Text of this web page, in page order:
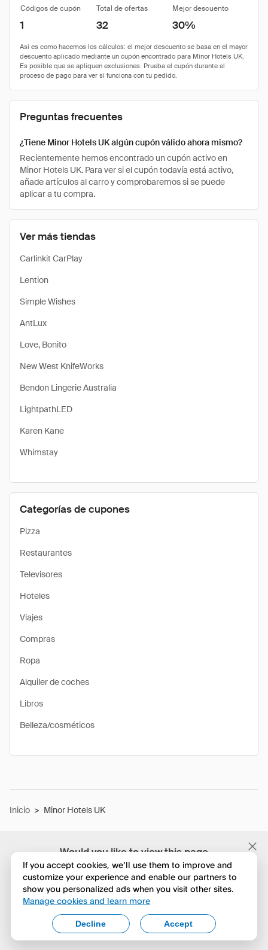
Would you like to view this page
in English?
No, seguir navegando
Yes, change to English
Ver más tiendas
Carlinkit CarPlay
Lention
Simple Wishes
AntLux
Love, Bonito
New West KnifeWorks
Bendon Lingerie Australia
LightpathLED
Karen Kane
Whimstay
Categorías de cupones
Pizza
Restaurantes
Televisores
Hoteles
Viajes
Compras
Ropa
Alquiler de coches
Libros
Belleza/cosméticos
Códigos de cupón Total de ofertas Mejor descuento
1 32 30%
Preguntas frecuentes
¿Tiene Minor Hotels UK algún cupón válido ahora mismo?
Recientemente hemos encontrado un cupón activo en
Minor Hotels UK. Para ver si el cupón todavía está activo,
añade artículos al carro y comprobaremos si se puede
aplicar a tu compra.
Inicio > Minor Hotels UK
If you accept cookies, we’ll use them to improve and
customize your experience and enable our partners to
show you personalized ads when you visit other sites.
Manage cookies and learn more
Accept
Decline